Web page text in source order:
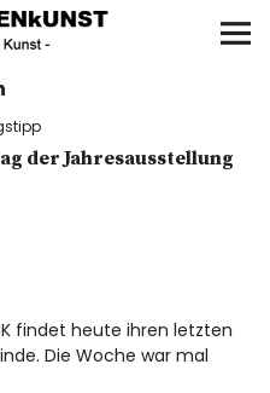
der Jahresausstellung
findet heute ihren letzten
Die Woche war mal